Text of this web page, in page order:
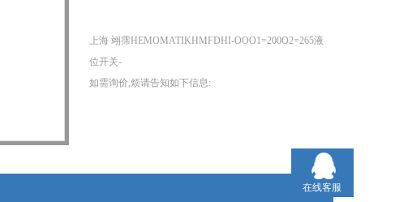
上海 翊霈HEMOMATIKHMFDHI-OOO1=200O2=265液
位开关-
如需询价,烦请告知如下信息:
1、我们分公司在德国，可以为您提供提供100%原装正
在线客服